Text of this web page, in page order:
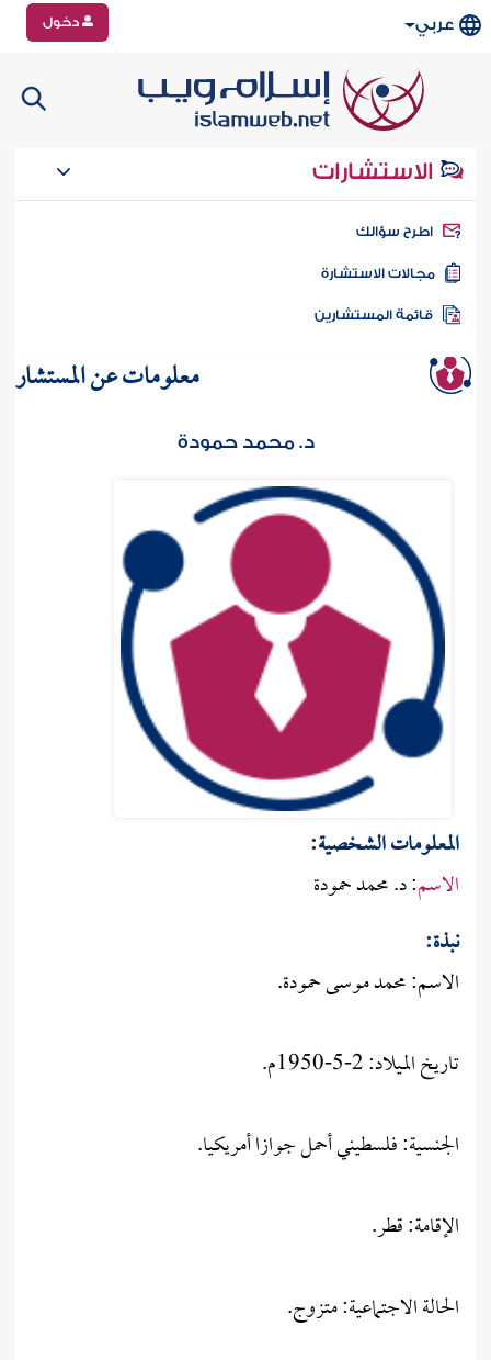
عربي دخول
الاستشارات
سؤالك
الاستشارة
المستشارين معلومات عن المستشار
د. محمد حمودة
المعلومات الشـخصية:
الاسم: د. محمد حمودة
نبذة:
الاسم: محمد موسى حمودة.
تاريخ الميلاد: 2-5-1950م.
الجنسية: فلسطيني أحمل جوازا أمريكيا.
الإقامة: قطر.
الحالة الاجتماعية: متزوج.